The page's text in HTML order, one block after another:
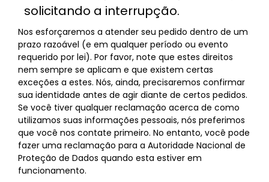
solicitando a interrupção.
Nos esforçaremos a atender seu pedido dentro de um
prazo razoável (e em qualquer período ou evento
requerido por lei). Por favor, note que estes direitos
nem sempre se aplicam e que existem certas
exceções a estes. Nós, ainda, precisaremos confirmar
sua identidade antes de agir diante de certos pedidos.
Se você tiver qualquer reclamação acerca de como
utilizamos suas informações pessoais, nós preferimos
que você nos contate primeiro. No entanto, você pode
fazer uma reclamação para a Autoridade Nacional de
Proteção de Dados quando esta estiver em
funcionamento.